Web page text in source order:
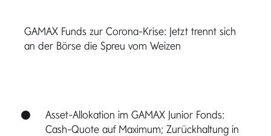
GAMAX Funds zur Corona-Krise: Jetzt trennt sich
an der Börse die Spreu vom Weizen
Asset-Allokation im GAMAX Junior Fonds:
Cash-Quote auf Maximum; Zurückhaltung in